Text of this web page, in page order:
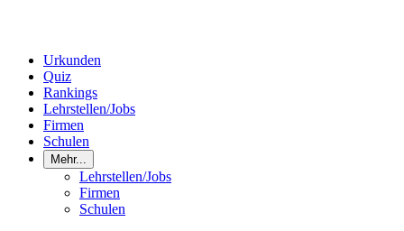
Urkunden
Quiz
Rankings
Lehrstellen/Jobs
Firmen
Schulen
Mehr...
Lehrstellen/Jobs
Firmen
Schulen